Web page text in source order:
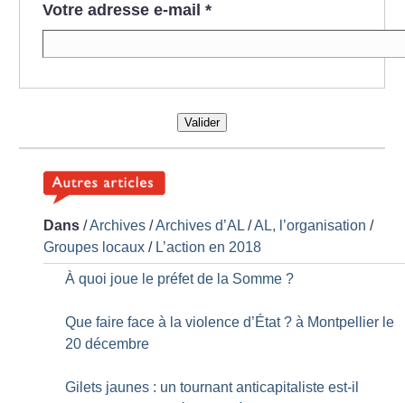
Votre adresse e-mail *
Valider
Dans /Archives /Archives d’AL /AL, l’organisation /
Groupes locaux / L’action en 2018
À quoi joue le préfet de la Somme ?
Que faire face à la violence d’État ? à Montpellier le
20 décembre
Gilets jaunes : un tournant anticapitaliste est-il